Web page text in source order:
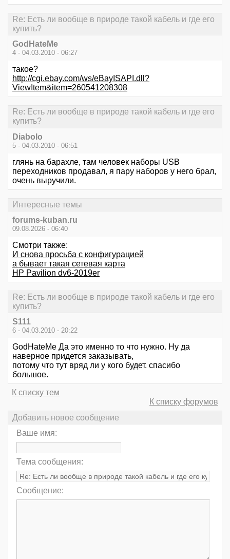
Re: Есть ли вообще в природе такой кабель и где его
купить?
GodHateMe
4 - 04.03.2010 - 06:27
такое?
http://cgi.ebay.com/ws/eBayISAPI.dll?
ViewItem&item=260541208308
Re: Есть ли вообще в природе такой кабель и где его
купить?
Diabolo
5 - 04.03.2010 - 06:51
глянь на барахле, там человек наборы USB
переходников продавал, я пару наборов у него брал,
очень выручили.
Интересные темы
forums-kuban.ru
09.08.2026 - 06:40
Смотри также:
И снова просьба с конфигурацией
а бывает такая сетевая карта
HP Pavilion dv6-2019er
Re: Есть ли вообще в природе такой кабель и где его
купить?
S111
6 - 04.03.2010 - 20:22
GodHateMe Да это именно то что нужно. Ну да
наверное придется заказывать,
потому что тут вряд ли у кого будет. спасибо
большое.
К списку тем
К списку форумов
Добавить новое сообщение
Ваше имя:
Тема сообщения:
Сообщение: